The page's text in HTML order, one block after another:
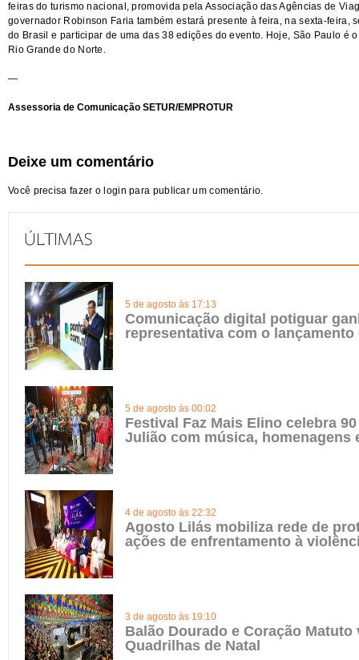
feiras do turismo nacional, promovida pela Associação das Agências de
governador Robinson Faria também estará presente à feira, na sexta-feira,
do Brasil e participar de uma das 38 edições do evento. Hoje, São Paulo é
Rio Grande do Norte.
—
Assessoria de Comunicação SETUR/EMPROTUR
Deixe um comentário
Você precisa fazer o login para publicar um comentário.
5 de agosto às 17:13
Comunicação digital potiguar
representativa com o lançamento
5 de agosto às 00:02
Festival Faz Mais Elino celebra
Julião com música, homenagens
4 de agosto às 22:32
Agosto Lilás mobiliza rede de
ações de enfrentamento à
3 de agosto às 19:10
Balão Dourado e Coração Matuto
Quadrilhas de Natal